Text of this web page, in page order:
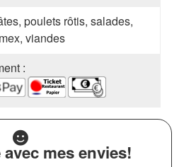
poulets rôtis, salades,
viandes
:
mes envies!